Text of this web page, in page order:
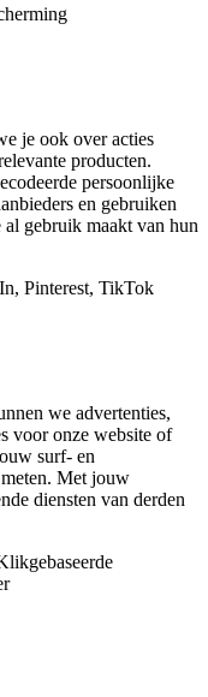
je ook over acties
producten.
persoonlijke
en gebruiken
gebruik maakt van hun
Pinterest, TikTok
we advertenties,
voor onze website of
surf- en
Met jouw
diensten van derden